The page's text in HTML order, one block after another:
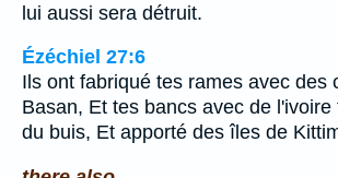
lui aussi sera détruit.
Ézéchiel 27:6
Ils ont fabriqué tes rames avec des
Basan, Et tes bancs avec de
du buis, Et apporté des îles de